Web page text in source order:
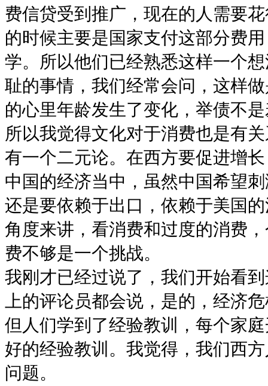
费信贷受到推广，现在的人需要
的时候主要是国家支付这部分费
学。所以他们已经熟悉这样一个
耻的事情，我们经常会问，这样
的心里年龄发生了变化，举债不
所以我觉得文化对于消费也是有
有一个二元论。在西方要促进增
中国的经济当中，虽然中国希望
还是要依赖于出口，依赖于美国
角度来讲，看消费和过度的消费
费不够是一个挑战。
我刚才已经过说了，我们开始看
上的评论员都会说，是的，经济
但人们学到了经验教训，每个家
好的经验教训。我觉得，我们西
问题。